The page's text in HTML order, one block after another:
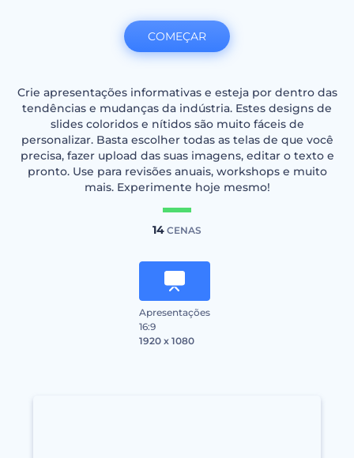
Crie apresentações informativas e esteja por dentro das
tendências e mudanças da indústria. Estes designs de
slides coloridos e nítidos são muito fáceis de
personalizar. Basta escolher todas as telas de que você
precisa, fazer upload das suas imagens, editar o texto e
pronto. Use para revisões anuais, workshops e muito
mais. Experimente hoje mesmo!
14 CENAS
Apresentações
16:9
1920 x 1080
COMEÇAR